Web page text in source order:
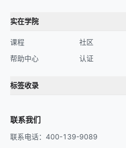
实在学院
课程
帮助中心
社区
认证
标签收录
联系我们
联系电话：400-139-9089